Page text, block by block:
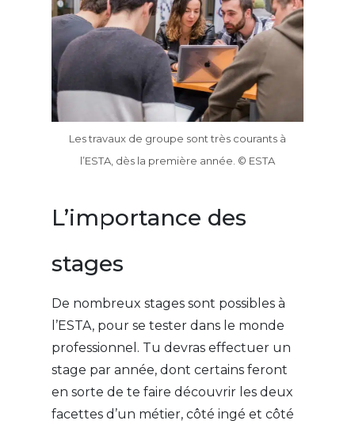
Les travaux de groupe sont très courants à
l’ESTA, dès la première année. © ESTA
L’importance des
stages
De nombreux stages sont possibles à
l’ESTA, pour se tester dans le monde
professionnel. Tu devras effectuer un
stage par année, dont certains feront
en sorte de te faire découvrir les deux
facettes d’un métier, côté ingé et côté